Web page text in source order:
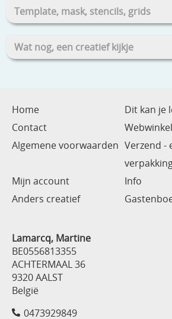
Template, mask, stencils, grids
Wat nog, een creatief kijkje
Home
Dit kan je
Contact
Webwinkel
Algemene voorwaarden Verzend -
Mijn account
Info
Anders creatief
Lamarcq, Martine
BE0556813355
ACHTERMAAL 36
9320 AALST
België
0473929849